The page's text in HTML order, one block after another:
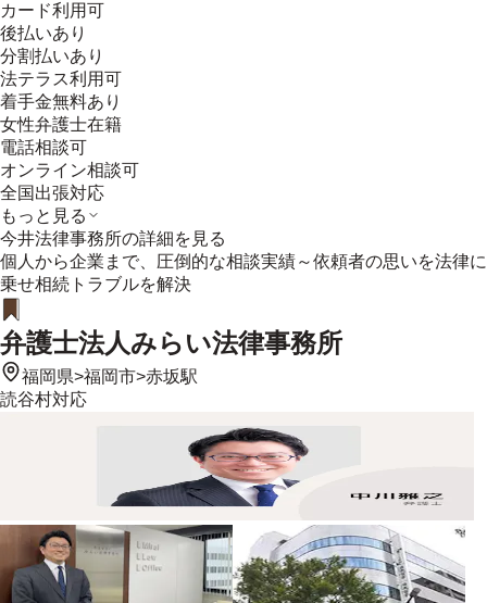
カード利用可
後払いあり
分割払いあり
法テラス利用可
着手金無料あり
女性弁護士在籍
電話相談可
オンライン相談可
全国出張対応
もっと見る
今井法律事務所の詳細を見る
個人から企業まで、圧倒的な相談実績～依頼者の思いを法律に
乗せ相続トラブルを解決
弁護士法人みらい法律事務所
福岡県>福岡市>赤坂駅
読谷村対応